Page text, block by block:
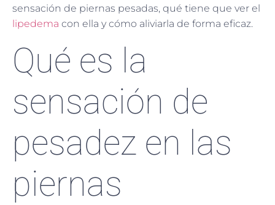
sensación de piernas pesadas, qué tiene que ver el
lipedema con ella y cómo aliviarla de forma eficaz.
Qué es la
sensación de
pesadez en las
piernas